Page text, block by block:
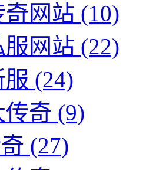
网站 (10)
网站 (22)
(24)
传奇 (9)
(27)